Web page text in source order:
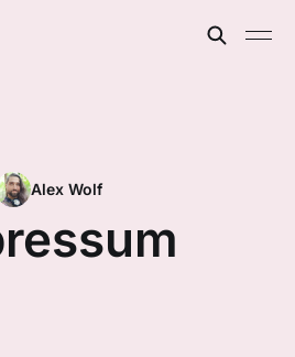
Alex Wolf